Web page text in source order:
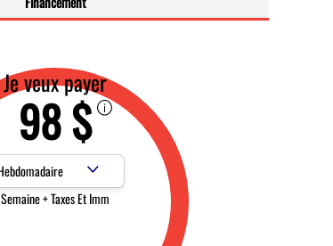
Je veux payer
98 $
Fréquence des paiements
Semaine + Taxes Et Imm